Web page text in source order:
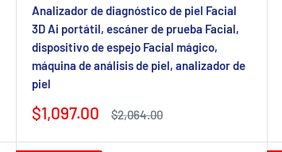
Analizador de diagnóstico de piel Facial
3D Ai portátil, escáner de prueba Facial,
dispositivo de espejo Facial mágico,
máquina de análisis de piel, analizador de
piel
Precio
venta
$1,097.00
Precio
$2,064.00